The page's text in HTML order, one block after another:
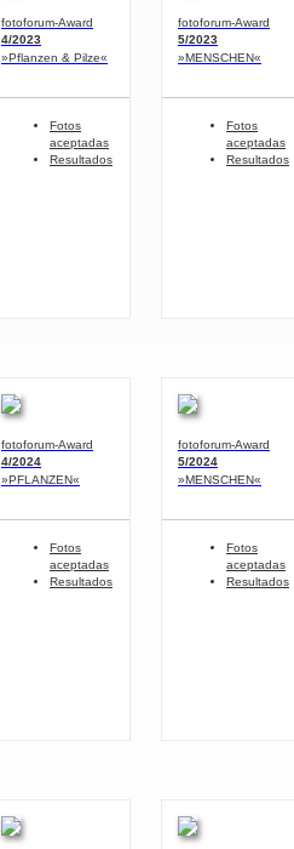
fotoforum-Award
4/2023
»Pflanzen & Pilze«
Fotos
aceptadas
Resultados
fotoforum-Award
5/2023
»MENSCHEN«
Fotos
aceptadas
Resultados
fotoforum-Award
4/2024
»PFLANZEN«
Fotos
aceptadas
Resultados
fotoforum-Award
5/2024
»MENSCHEN«
Fotos
aceptadas
Resultados